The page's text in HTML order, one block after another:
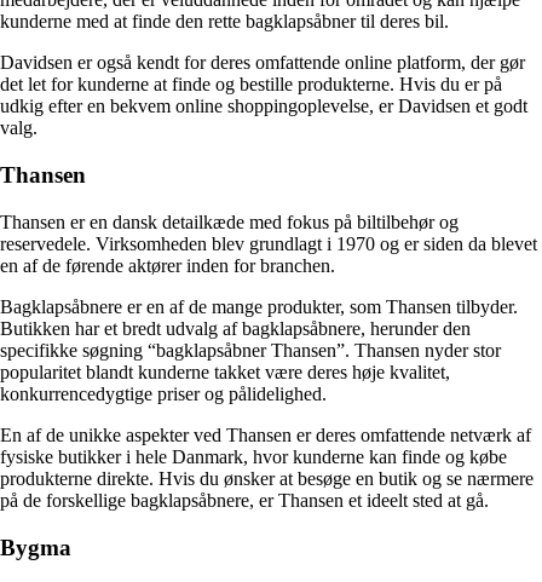
kunderne med at finde den rette bagklapsåbner til deres bil.
Davidsen er også kendt for deres omfattende online platform, der gør
det let for kunderne at finde og bestille produkterne. Hvis du er på
udkig efter en bekvem online shoppingoplevelse, er Davidsen et godt
valg.
Thansen
Thansen er en dansk detailkæde med fokus på biltilbehør og
reservedele. Virksomheden blev grundlagt i 1970 og er siden da blevet
en af de førende aktører inden for branchen.
Bagklapsåbnere er en af de mange produkter, som Thansen tilbyder.
Butikken har et bredt udvalg af bagklapsåbnere, herunder den
specifikke søgning “bagklapsåbner Thansen”. Thansen nyder stor
popularitet blandt kunderne takket være deres høje kvalitet,
konkurrencedygtige priser og pålidelighed.
En af de unikke aspekter ved Thansen er deres omfattende netværk af
fysiske butikker i hele Danmark, hvor kunderne kan finde og købe
produkterne direkte. Hvis du ønsker at besøge en butik og se nærmere
på de forskellige bagklapsåbnere, er Thansen et ideelt sted at gå.
Bygma